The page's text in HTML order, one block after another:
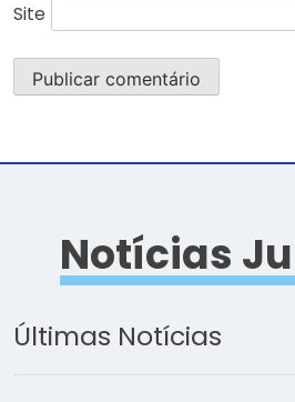
Site
Notícias
Últimas Notícias